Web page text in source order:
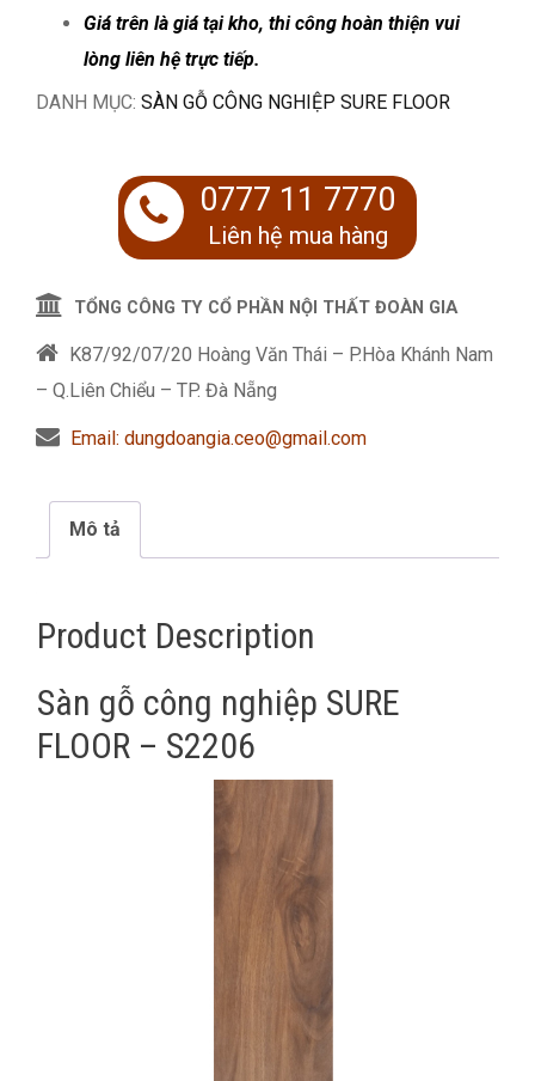
Giá trên là giá tại kho, thi công hoàn thiện vui
lòng liên hệ trực tiếp.
DANH MỤC: SÀN GỖ CÔNG NGHIỆP SURE FLOOR
0777 11 7770
Liên hệ mua hàng
TỔNG CÔNG TY CỔ PHẦN NỘI THẤT ĐOÀN GIA
K87/92/07/20 Hoàng Văn Thái – P.Hòa Khánh Nam
– Q.Liên Chiểu – TP. Đà Nẵng
Email: dungdoangia.ceo@gmail.com
Mô tả
Product Description
Sàn gỗ công nghiệp SURE
FLOOR – S2206